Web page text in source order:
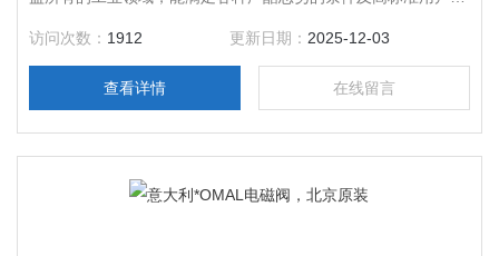
OMAL欧玛尔产品已被广泛应用在天然气、冶金、水处理、汽
车、食品等各大领域。
访问次数： 1912 更新日期： 2025-12-03
查看详情 在线留言